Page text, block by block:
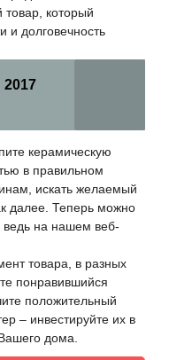
который
и долговечность
2017
керамическую
в правильном
искать желаемый
далее. Теперь можно
ведь на нашем веб-
товара, в разных
понравившийся
положительный
– инвестируйте их в
дома.